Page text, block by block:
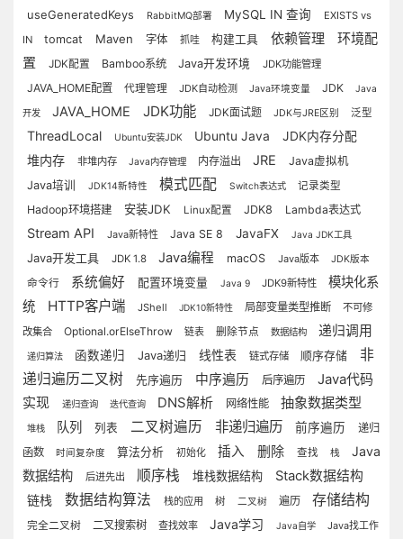
useGeneratedKeys RabbitMQ部署 MySQL IN 查询
EXISTS vs
IN
tomcat Maven 字体 抓哇 构建工具 依赖管理
环境配
置
JDK配置 Bamboo系统 Java开发环境 JDK功能管理
JAVA_HOME配置 代理管理 JDK自动检测 Java环境变量 JDK Java
开发 JAVA_HOME JDK功能 JDK面试题 JDK与JRE区别 泛型
ThreadLocal Ubuntu安装JDK Ubuntu Java JDK内存分配
堆内存 非堆内存 Java内存管理 内存溢出 JRE
Java虚拟机
Java培训
JDK14新特性 模式匹配 Switch表达式 记录类型
Hadoop环境搭建 安装JDK Linux配置 JDK8 Lambda表达式
Stream API Java新特性 Java SE 8 JavaFX Java JDK工具
Java开发工具 JDK 1.8 Java编程 macOS Java版本 JDK版本
命令行 系统偏好 配置环境变量 Java 9 JDK9新特性
模块化系
统
HTTP客户端 JShell JDK10新特性 局部变量类型推断
不可修
改集合
Optional.orElseThrow 链表 删除节点 数据结构 递归调用
递归算法 函数递归 Java递归 线性表 链式存储 顺序存储
非
递归遍历二叉树
先序遍历 中序遍历 后序遍历
Java代码
实现
递归查询 迭代查询 DNS解析 网络性能 抽象数据类型
堆栈 队列 列表 二叉树遍历 非递归遍历 前序遍历
递归
函数
时间复杂度 算法分析 初始化 插入 删除 查找 栈
Java
数据结构
后进先出 顺序栈 堆栈数据结构 Stack数据结构
链栈 数据结构算法 栈的应用 树 二叉树 遍历 存储结构
完全二叉树 二叉搜索树 查找效率 Java学习 Java自学
Java找工作